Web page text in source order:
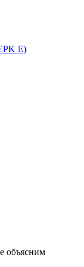
E)
объясним